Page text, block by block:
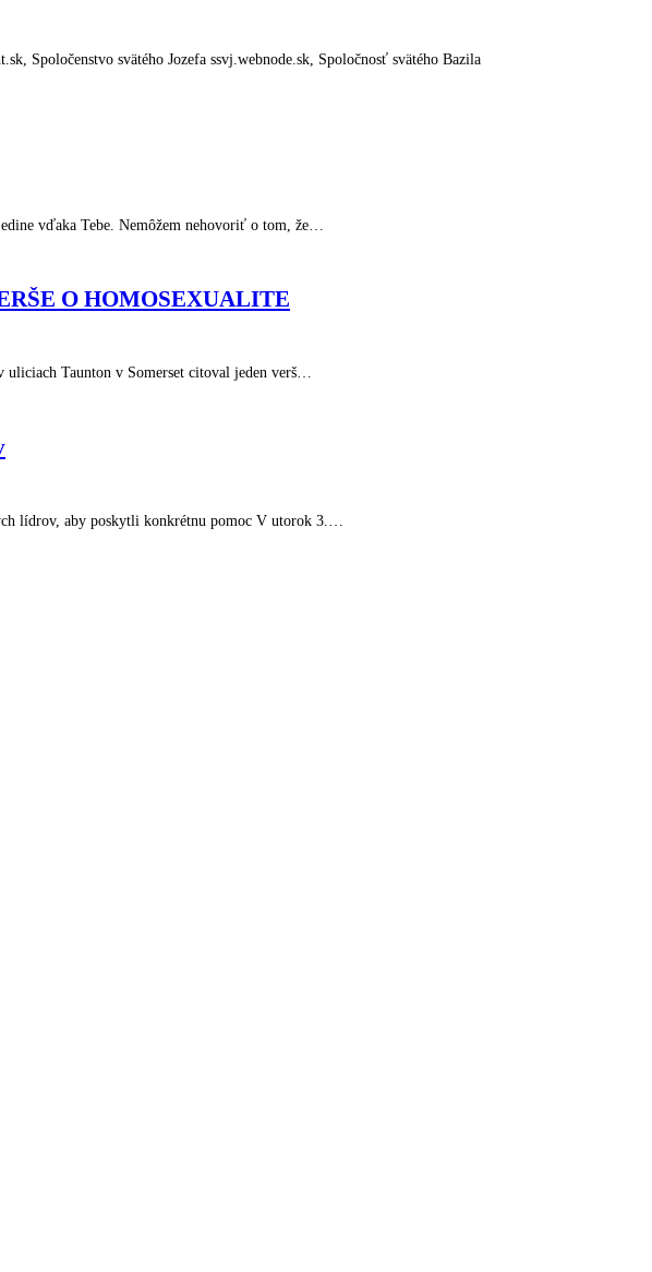
Spoločenstvo svätého Jozefa ssvj.webnode.sk, Spoločnosť svätého Bazila
vďaka Tebe. Nemôžem nehovoriť o tom, že…
O HOMOSEXUALITE
Taunton v Somerset citoval jeden verš…
lídrov, aby poskytli konkrétnu pomoc V utorok 3.…